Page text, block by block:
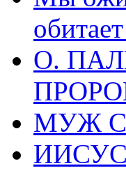
О.
МУЖ